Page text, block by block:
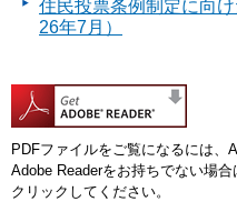
住民投票条例制定に向
26年7月）
PDFファイルをご覧になるには、
Adobe Readerをお持ちでない場
クリックしてください。